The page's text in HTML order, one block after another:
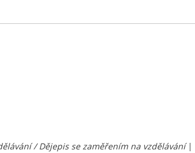
/ Dějepis se zaměřením na vzdělávání|